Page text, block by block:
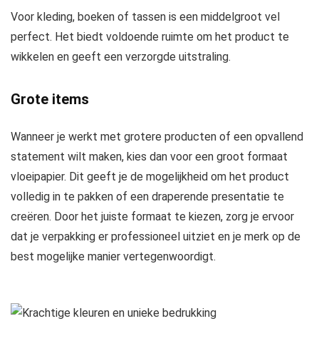
Voor kleding, boeken of tassen is een middelgroot vel
perfect. Het biedt voldoende ruimte om het product te
wikkelen en geeft een verzorgde uitstraling.
Grote items
Wanneer je werkt met grotere producten of een opvallend
statement wilt maken, kies dan voor een groot formaat
vloeipapier. Dit geeft je de mogelijkheid om het product
volledig in te pakken of een draperende presentatie te
creëren. Door het juiste formaat te kiezen, zorg je ervoor
dat je verpakking er professioneel uitziet en je merk op de
best mogelijke manier vertegenwoordigt.